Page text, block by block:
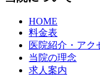
HOME
料金表
医院紹介・アク
当院の理念
求人案内